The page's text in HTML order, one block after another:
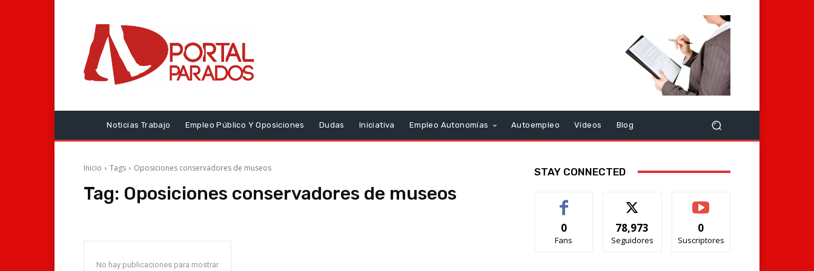
Noticias Trabajo Empleo Público Y Oposiciones Dudas Iniciativa Empleo Autonomías Autoempleo Vídeos Blog
Inicio Tags Oposiciones conservadores de museos
Tag: Oposiciones conservadores de museos
No hay publicaciones para mostrar
STAY CONNECTED
0
Fans
78,973
Seguidores
0
Suscriptores